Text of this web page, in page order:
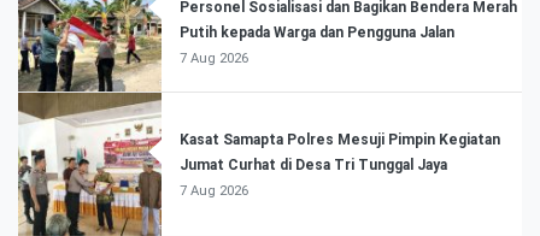
Personel Sosialisasi dan Bagikan Bendera Merah
Putih kepada Warga dan Pengguna Jalan
7 Aug 2026
Kasat Samapta Polres Mesuji Pimpin Kegiatan
Jumat Curhat di Desa Tri Tunggal Jaya
7 Aug 2026